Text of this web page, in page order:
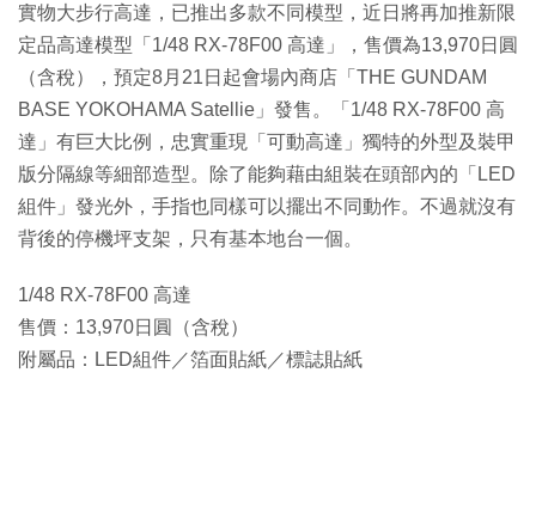
實物大步行高達，已推出多款不同模型，近日將再加推新限
定品高達模型「1/48 RX-78F00 高達」，售價為13,970日圓
（含稅），預定8月21日起會場內商店「THE GUNDAM
BASE YOKOHAMA Satellie」發售。「1/48 RX-78F00 高
達」有巨大比例，忠實重現「可動高達」獨特的外型及裝甲
版分隔線等細部造型。除了能夠藉由組裝在頭部內的「LED
組件」發光外，手指也同樣可以擺出不同動作。不過就沒有
背後的停機坪支架，只有基本地台一個。
1/48 RX-78F00 高達
售價：13,970日圓（含稅）
附屬品：LED組件／箔面貼紙／標誌貼紙